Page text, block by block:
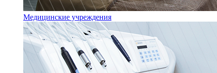
Медицинские учреждения